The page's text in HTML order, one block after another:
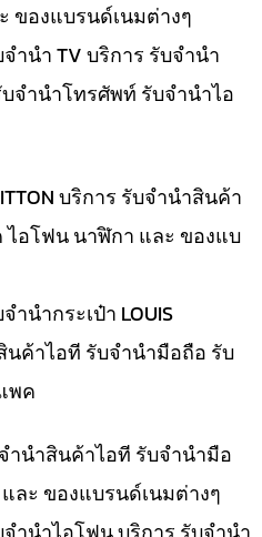
ของแบรนด์เนมต่างๆ
ำนำ TV บริการ รับจำนำ
จำนำโทรศัพท์ รับจำนำไอ
บริการ รับจำนำสินค้า
อโฟน นาฬิกา และ ของแบ
นำกระเป๋า LOUIS
นค้าไอที รับจำนำมือถือ รับ
พค
ำนำสินค้าไอที รับจำนำมือ
ละ ของแบรนด์เนมต่างๆ